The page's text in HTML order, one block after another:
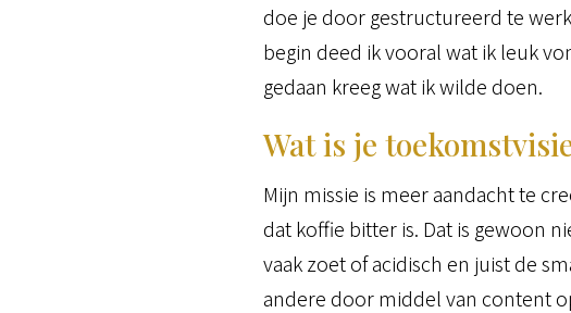
doe je door gestructureerd te
begin deed ik vooral wat ik leuk
gedaan kreeg wat ik wilde doen.
Wat is je
Mijn missie is meer aandacht te
dat koffie bitter is. Dat is gewoon
vaak zoet of acidisch en juist de
andere door middel van content